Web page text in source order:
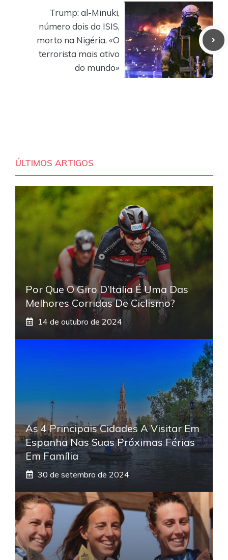
Trump: al-Minuki,
número dois do ISIS,
morto na Nigéria. «O
terrorista mais ativo
do mundo»
ÚLTIMOS ARTIGOS
Por Que O Giro D’Italia É Uma Das
Melhores Corridas De Ciclismo?
14 de outubro de 2024
As 4 Principais Cidades A Visitar Em
Espanha Nas Suas Próximas Férias
Em Família
30 de setembro de 2024